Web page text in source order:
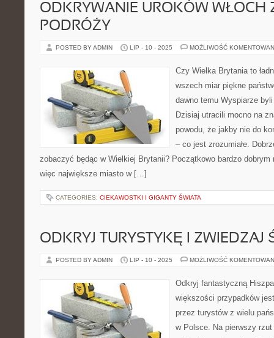
ODKRYWANIE UROKÓW WŁOCH
PODRÓŻY
POSTED BY ADMIN LIP - 10 - 2025 MOŻLIWOŚĆ
Czy Wielka Brytania to
wszech miar piękne
dawno temu Wyspiarze
Dzisiaj utracili mocno na
powodu, że jakby nie do
– co jest zrozumiałe.
zobaczyć będąc w Wielkiej Brytanii? Początkowo bardzo
więc największe miasto w […]
CATEGORIES: CIEKAWOSTKI I GIGANTY ŚWIATA
ODKRYJ TURYSTYKĘ I ZWIEDZAJ
POSTED BY ADMIN LIP - 10 - 2025 MOŻLIWOŚĆ
Odkryj fantastyczną
większości przypadków
przez turystów z wielu
w Polsce. Na pierwszy